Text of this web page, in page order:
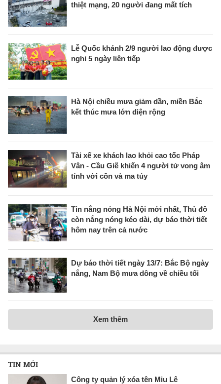
thiệt mạng, 20 người đang mất tích
Lễ Quốc khánh 2/9 người lao động được
nghỉ 5 ngày liên tiếp
Hà Nội chiều mưa giảm dần, miền Bắc
kết thúc mưa lớn diện rộng
Tài xế xe khách lao khỏi cao tốc Pháp
Vân - Cầu Giẽ khiến 4 người tử vong âm
tính với cồn và ma túy
Tin nắng nóng Hà Nội mới nhất, Thủ đô
còn nắng nóng kéo dài, dự báo thời tiết
hôm nay trên cả nước
Dự báo thời tiết ngày 13/7: Bắc Bộ ngày
nắng, Nam Bộ mưa dông về chiều tối
Xem thêm
TIN MỚI
Công ty quản lý xóa tên Miu Lê